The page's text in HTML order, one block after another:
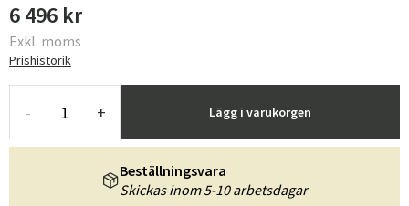
6 496 kr
Exkl. moms
Prishistorik
- + Lägg i varukorgen
Beställningsvara
Skickas inom 5-10 arbetsdagar